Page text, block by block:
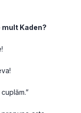
Kaden?